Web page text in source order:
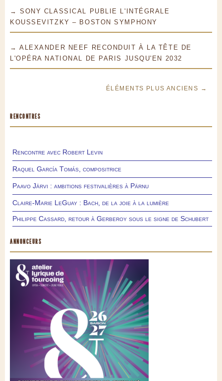
→ SONY CLASSICAL PUBLIE L'INTÉGRALE
KOUSSEVITZKY – BOSTON SYMPHONY
→ ALEXANDER NEEF RECONDUIT À LA TÊTE DE
L'OPÉRA NATIONAL DE PARIS JUSQU'EN 2032
ÉLÉMENTS PLUS ANCIENS →
RENCONTRES
Rencontre avec Robert Levin
Raquel García Tomás, compositrice
Paavo Järvi : ambitions festivalières à Pärnu
Claire-Marie LeGuay : Bach, de la joie à la lumière
Philippe Cassard, retour à Gerberoy sous le signe de Schubert
ANNONCEURS